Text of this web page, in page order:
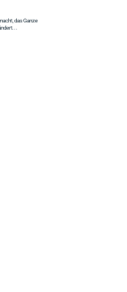
das Ganze